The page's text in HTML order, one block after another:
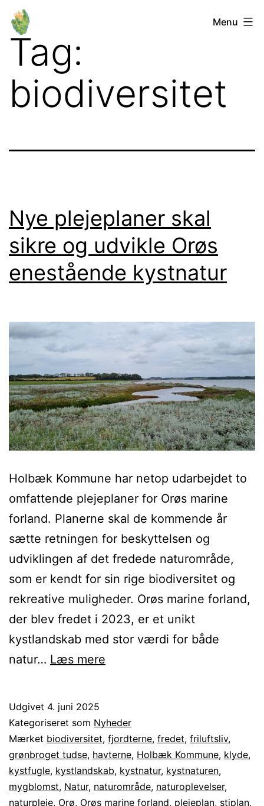
Fortsæt
indhold
Orø
Lokalforum
Menu
Tag:
biodiversitet
Nye plejeplaner skal
sikre og udvikle Orøs
enestående kystnatur
Holbæk Kommune har netop udarbejdet to
omfattende plejeplaner for Orøs marine
forland. Planerne skal de kommende år
sætte retningen for beskyttelsen og
udviklingen af det fredede naturområde,
som er kendt for sin rige biodiversitet og
rekreative muligheder. Orøs marine forland,
der blev fredet i 2023, er et unikt
kystlandskab med stor værdi for både
natur… Læs mere
sikre
og
udvikle
Orøs
enestående
Udgivet 4. juni 2025
Kategoriseret som Nyheder
Mærket biodiversitet, fjordterne, fredet, friluftsliv,
grønbroget tudse, havterne, Holbæk Kommune, klyde,
kystfugle, kystlandskab, kystnatur, kystnaturen,
mygblomst, Natur, naturområde, naturoplevelser,
naturpleje, Orø, Orøs marine forland, plejeplan, stiplan,